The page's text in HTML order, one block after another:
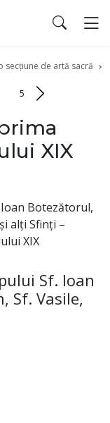
secțiune de artă sacră
5
XIX
Sf. Ioan
Sf. Vasile,